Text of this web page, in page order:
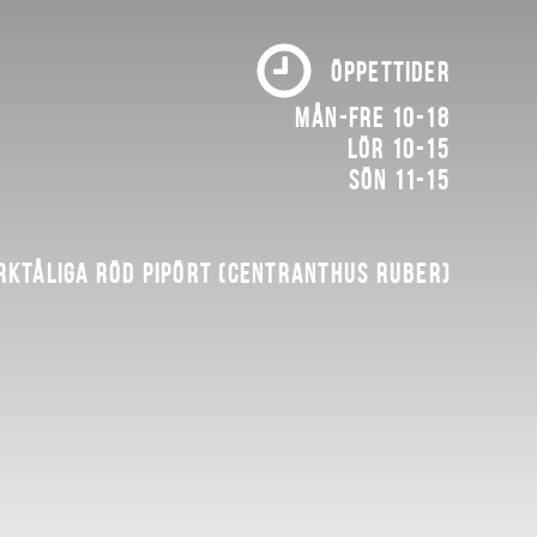
ÖPPETTIDER
Mån-fre 10-18
Lör 10-15
Sön 11-15
röd pipört (Centranthus ruber)